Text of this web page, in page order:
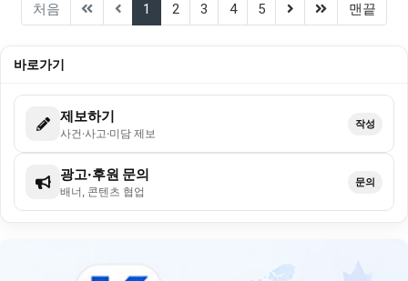
처음 1 (current)
2 3 4 5 (next)(last)맨끝
바로가기
제보하기
사건·사고·미담 제보
작성
광고·후원 문의
배너, 콘텐츠 협업
문의